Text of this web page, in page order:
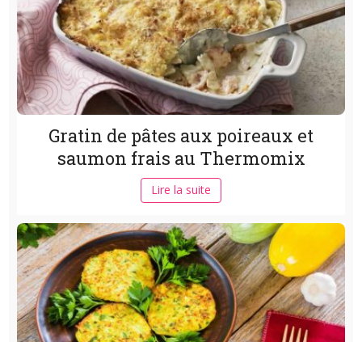
Gratin de pâtes aux poireaux et
saumon frais au Thermomix
Lire la suite